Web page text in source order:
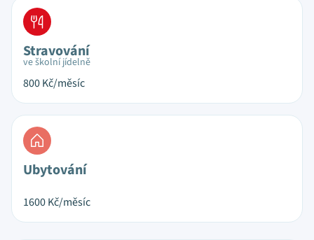
Stravování
ve školní jídelně
800Kč/měsíc
Ubytování
1600Kč/měsíc